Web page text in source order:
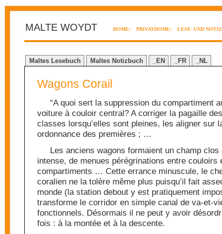
MALTE WOYDT HOME: PRIVATHOME: LESE- UND
Maltes Lesebuch Maltes Notizbuch _EN _FR _NL
Wagons Corail
“A quoi sert la suppression du compartiment
voiture à couloir central? A corriger la pagaille
classes lorsqu’elles sont pleines, les aligner sur
ordonnance des premières ; …
Les anciens wagons formaient un champ
intense, de menues pérégrinations entre couloirs
compartiments … Cette errance minuscule, le
coralien ne la tolère même plus puisqu’il fait
monde (la station debout y est pratiquement
transforme le corridor en simple canal de va-et-
fonctionnels. Désormais il ne peut y avoir
fois : à la montée et à la descente.